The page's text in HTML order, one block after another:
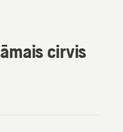
cirvis